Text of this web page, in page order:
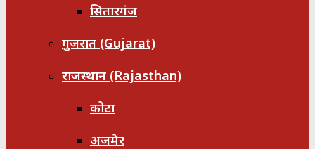
सितारगंज
गुजरात (Gujarat)
राजस्थान (Rajasthan)
कोटा
अजमेर